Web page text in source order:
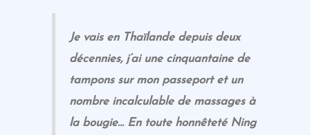
Je vais en Thaïlande depuis deux
décennies, j’ai une cinquantaine de
tampons sur mon passeport et un
nombre incalculable de massages à
la bougie… En toute honnêteté Ning